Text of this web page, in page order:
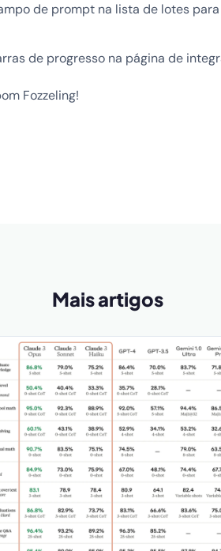
de prompt na lista de lotes
de progresso na página de
Fozzeling!
Mais artigos